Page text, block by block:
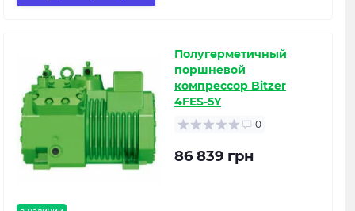
Полугерметичный
поршневой
компрессор Bitzer
4FES-5Y
0
86 839 грн